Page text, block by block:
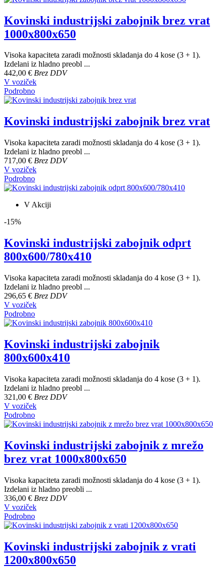
Kovinski industrijski zabojnik brez vrat
1000x800x650
Visoka kapaciteta zaradi možnosti skladanja do 4 kose (3 + 1).
Izdelani iz hladno preobl ...
442,00 € Brez DDV
V voziček
Podrobno
Kovinski industrijski zabojnik brez vrat
Visoka kapaciteta zaradi možnosti skladanja do 4 kose (3 + 1).
Izdelani iz hladno preobl ...
717,00 € Brez DDV
V voziček
Podrobno
V Akciji
-15%
Kovinski industrijski zabojnik odprt
800x600/780x410
Visoka kapaciteta zaradi možnosti skladanja do 4 kose (3 + 1).
Izdelani iz hladno preobl ...
296,65 € Brez DDV
V voziček
Podrobno
Kovinski industrijski zabojnik
800x600x410
Visoka kapaciteta zaradi možnosti skladanja do 4 kose (3 + 1).
Izdelani iz hladno preobl ...
321,00 € Brez DDV
V voziček
Podrobno
Kovinski industrijski zabojnik z mrežo
brez vrat 1000x800x650
Visoka kapaciteta zaradi možnosti skladanja do 4 kose (3 + 1).
Izdelani iz hladno preobli ...
336,00 € Brez DDV
V voziček
Podrobno
Kovinski industrijski zabojnik z vrati
1200x800x650